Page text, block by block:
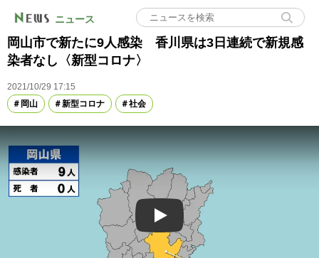
ニュース
岡山市で新たに9人感染 香川県は3日連続で新規感
染者なし〈新型コロナ〉
2021/10/29 17:15
岡山
新型コロナ 社会
Play